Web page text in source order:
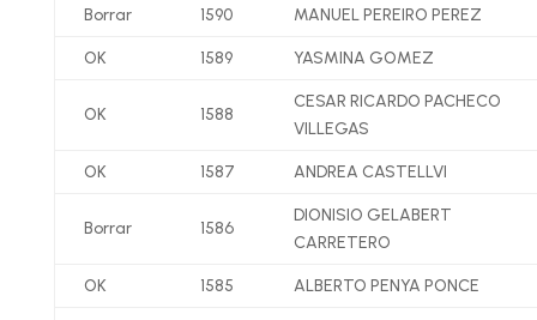
Borrar 1590 MANUEL PEREIRO PEREZ
OK 1589 YASMINA GOMEZ
OK 1588
CESAR RICARDO PACHECO
VILLEGAS
OK 1587 ANDREA CASTELLVI
Borrar 1586
DIONISIO GELABERT
CARRETERO
OK 1585 ALBERTO PENYA PONCE